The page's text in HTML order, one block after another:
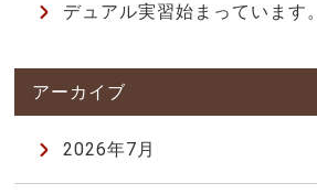
デュアル実習始まっています。
2026年7月